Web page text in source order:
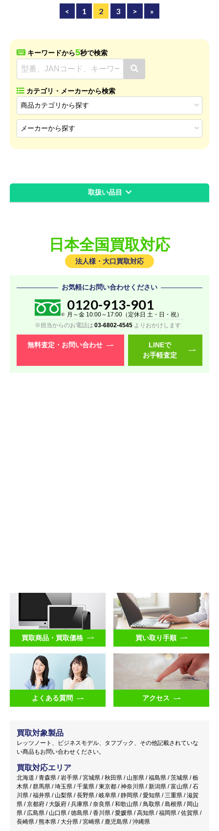
< 1 2 3 > »
キーワードから5秒で検索
カテゴリ・メーカーから検索
取扱い品目
レッツノートタフブック
レッツノートSVシリーズ
レッツノート LVシリーズ
レッツノート FVシリーズ
レッツノート SRシリーズ
日本全国買取対応
法人様・大口買取対応
お気軽にお問い合わせください
0120-913-901
月～金 10:00～17:00（定休日 土・日・祝）
※担当からのお電話は 03-6802-4545 よりおかけします
無料査定・ お問い合わせ
LINEで
お手軽査定
買取商品・買取価格 買い取り手順
よくある質問 アクセス
買取対象製品
レッツノート、ビジネスモデル、タフブック、その他記載されていな
い商品もお問い合わせください。
買取対応エリア
北海道 / 青森県 / 岩手県 / 宮城県 / 秋田県 / 山形県 / 福島県 / 茨城県 / 栃
木県 / 群馬県 / 埼玉県 / 千葉県 / 東京都 / 神奈川県 / 新潟県 / 富山県 / 石
川県 / 福井県 / 山梨県 / 長野県 / 岐阜県 / 静岡県 / 愛知県 / 三重県 / 滋賀
県 / 京都府 / 大阪府 / 兵庫県 / 奈良県 / 和歌山県 / 鳥取県 / 島根県 / 岡山
県 / 広島県 / 山口県 / 徳島県 / 香川県 / 愛媛県 / 高知県 / 福岡県 / 佐賀県 /
長崎県 / 熊本県 / 大分県 / 宮崎県 / 鹿児島県 / 沖縄県